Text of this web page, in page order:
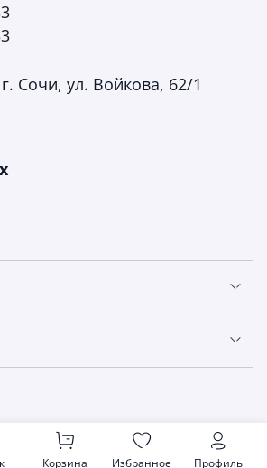
Сочи, ул. Войкова, 62/1
Корзина Избранное Профиль